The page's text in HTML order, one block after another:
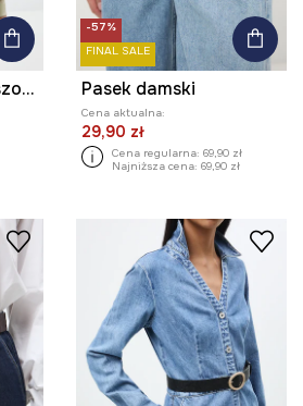
Pasek damski zamszowy
-57%
FINAL SALE
Pasek damski
Cena aktualna:
29,90 zł
Cena regularna: 69,90 zł
Najniższa cena: 69,90 zł